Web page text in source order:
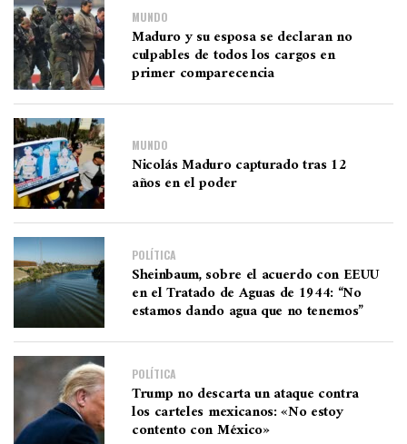
MUNDO
Maduro y su esposa se declaran no
culpables de todos los cargos en
primer comparecencia
MUNDO
Nicolás Maduro capturado tras 12
años en el poder
POLÍTICA
Sheinbaum, sobre el acuerdo con EEUU
en el Tratado de Aguas de 1944: “No
estamos dando agua que no tenemos”
POLÍTICA
Trump no descarta un ataque contra
los carteles mexicanos: «No estoy
contento con México»